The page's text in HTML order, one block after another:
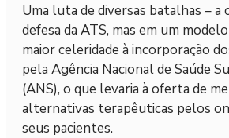
Uma luta de diversas batalhas – a
defesa da ATS, mas em um
maior celeridade à incorporação
pela Agência Nacional de Saúde
(ANS), o que levaria à oferta de
alternativas terapêuticas pelos
seus pacientes.